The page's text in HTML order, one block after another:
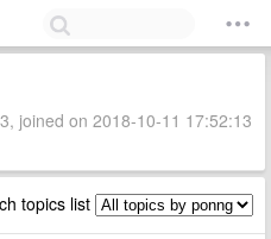
joined on 2018-10-11 17:52:13
topics list